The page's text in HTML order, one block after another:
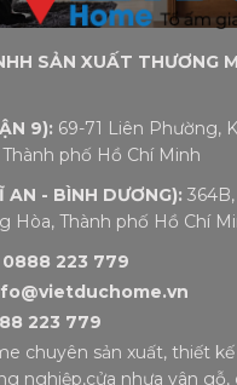
SẢN XUẤT THƯƠNG
9): 69-71 Liên Phường,
phố Hồ Chí Minh
AN - BÌNH DƯƠNG):
Hòa, Thành phố Hồ Chí
223 779
223 779
chuyên sản xuất, thiết
nghiệp,cửa nhựa vân